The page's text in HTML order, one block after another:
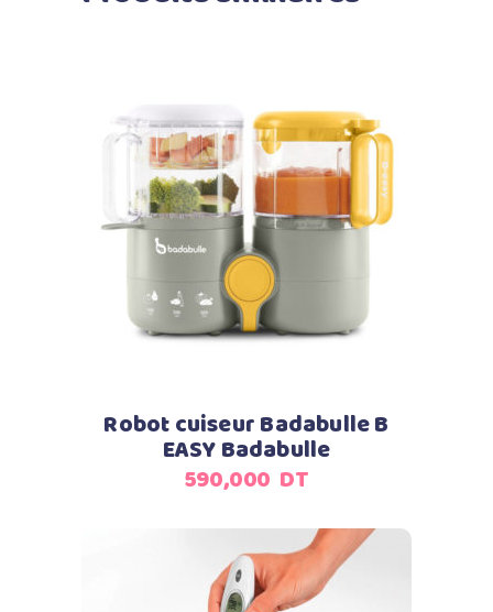
Ajouter au panier
Robot cuiseur Badabulle B
EASY Badabulle
590,000 DT